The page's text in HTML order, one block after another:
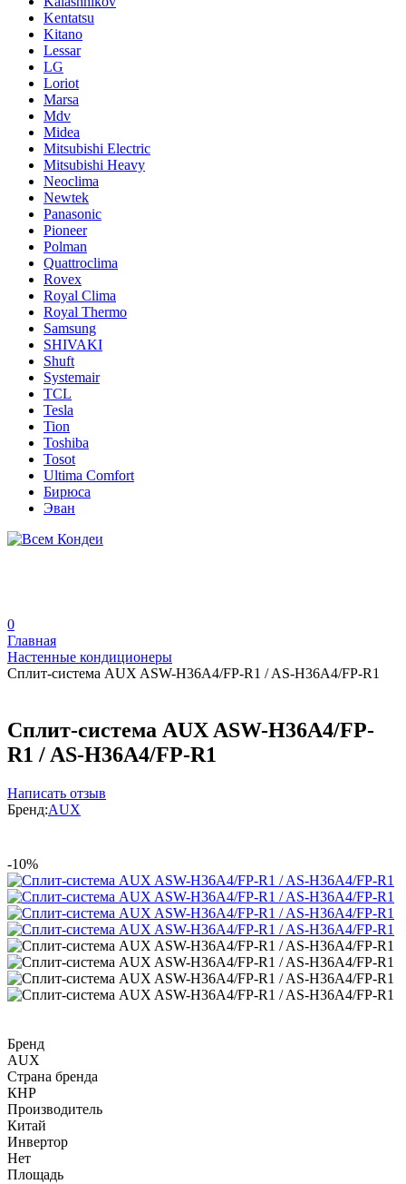
Kentatsu
Kitano
Lessar
LG
Loriot
Marsa
Mdv
Midea
Mitsubishi Electric
Mitsubishi Heavy
Neoclima
Newtek
Panasonic
Pioneer
Polman
Quattroclima
Rovex
Royal Clima
Royal Thermo
Samsung
SHIVAKI
Shuft
Systemair
TCL
Tesla
Tion
Toshiba
Tosot
Ultima Comfort
Бирюса
Эван
0
Главная
Настенные кондиционеры
Сплит-система AUX ASW-H36A4/FP-R1 / AS-H36A4/FP-R1
Сплит-система AUX ASW-H36A4/FP-
R1 / AS-H36A4/FP-R1
Написать отзыв
Бренд:AUX
-10%
Бренд
AUX
Страна бренда
КНР
Производитель
Китай
Инвертор
Нет
Площадь